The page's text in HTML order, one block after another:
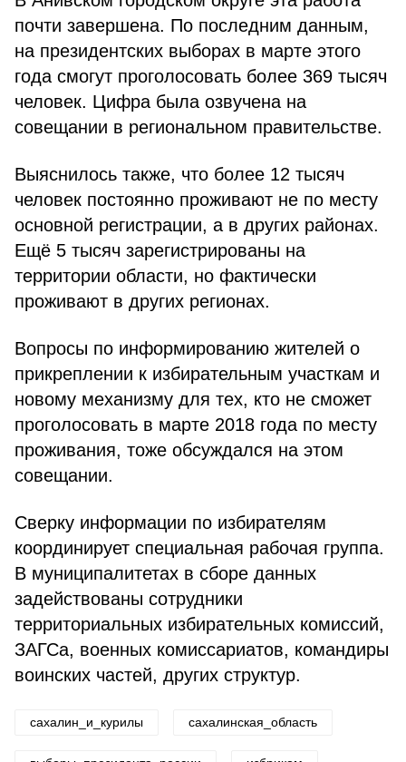
почти завершена. По последним данным,
на президентских выборах в марте этого
года смогут проголосовать более 369 тысяч
человек. Цифра была озвучена на
совещании в региональном правительстве.
Выяснилось также, что более 12 тысяч
человек постоянно проживают не по месту
основной регистрации, а в других районах.
Ещё 5 тысяч зарегистрированы на
территории области, но фактически
проживают в других регионах.
Вопросы по информированию жителей о
прикреплении к избирательным участкам и
новому механизму для тех, кто не сможет
проголосовать в марте 2018 года по месту
проживания, тоже обсуждался на этом
совещании.
Сверку информации по избирателям
координирует специальная рабочая группа.
В муниципалитетах в сборе данных
задействованы сотрудники
территориальных избирательных комиссий,
ЗАГСа, военных комиссариатов, командиры
воинских частей, других структур.
сахалин_и_курилы сахалинская_область